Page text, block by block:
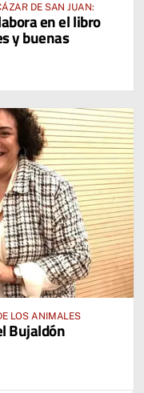
DE SAN JUAN:
en el libro
y buenas
LOS ANIMALES